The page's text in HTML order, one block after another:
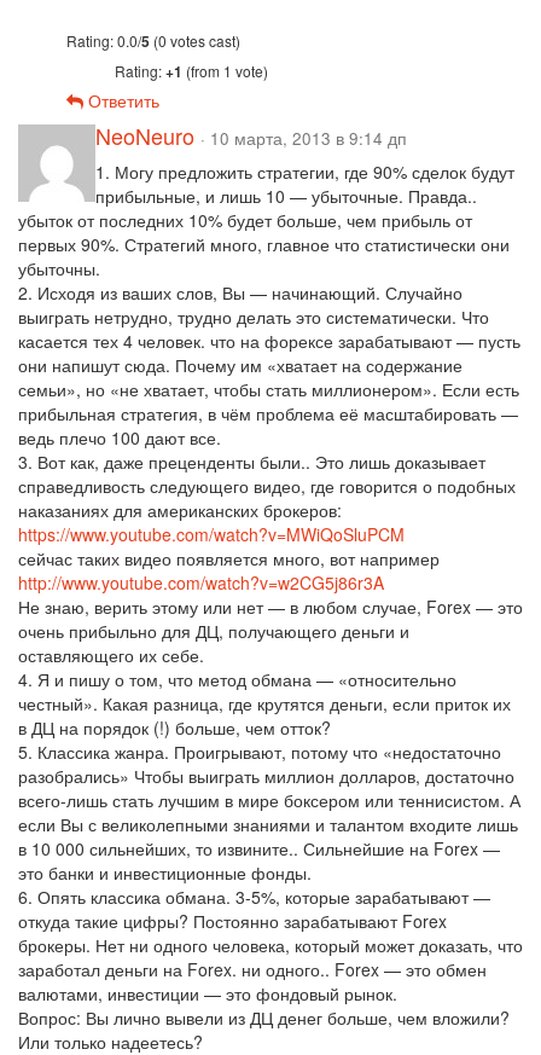
Rating: 0.0/5 (0 votes cast)
Rating:+1 (from 1 vote)
Ответить
NeoNeuro · 10 марта, 2013 в 9:14 дп
1. Могу предложить стратегии, где 90% сделок будут
прибыльные, и лишь 10 — убыточные. Правда..
убыток от последних 10% будет больше, чем прибыль от
первых 90%. Стратегий много, главное что статистически они
убыточны.
2. Исходя из ваших слов, Вы — начинающий. Случайно
выиграть нетрудно, трудно делать это систематически. Что
касается тех 4 человек. что на форексе зарабатывают — пусть
они напишут сюда. Почему им «хватает на содержание
семьи», но «не хватает, чтобы стать миллионером». Если есть
прибыльная стратегия, в чём проблема её масштабировать —
ведь плечо 100 дают все.
3. Вот как, даже преценденты были.. Это лишь доказывает
справедливость следующего видео, где говорится о подобных
наказаниях для американских брокеров:
https://www.youtube.com/watch?v=MWiQoSluPCM
сейчас таких видео появляется много, вот например
http://www.youtube.com/watch?v=w2CG5j86r3A
Не знаю, верить этому или нет — в любом случае, Forex — это
очень прибыльно для ДЦ, получающего деньги и
оставляющего их себе.
4. Я и пишу о том, что метод обмана — «относительно
честный». Какая разница, где крутятся деньги, если приток их
в ДЦ на порядок (!) больше, чем отток?
5. Классика жанра. Проигрывают, потому что «недостаточно
разобрались» Чтобы выиграть миллион долларов, достаточно
всего-лишь стать лучшим в мире боксером или теннисистом. А
если Вы с великолепными знаниями и талантом входите лишь
в 10 000 сильнейших, то извините.. Сильнейшие на Forex —
это банки и инвестиционные фонды.
6. Опять классика обмана. 3-5%, которые зарабатывают —
откуда такие цифры? Постоянно зарабатывают Forex
брокеры. Нет ни одного человека, который может доказать, что
заработал деньги на Forex. ни одного.. Forex — это обмен
валютами, инвестиции — это фондовый рынок.
Вопрос: Вы лично вывели из ДЦ денег больше, чем вложили?
Или только надеетесь?